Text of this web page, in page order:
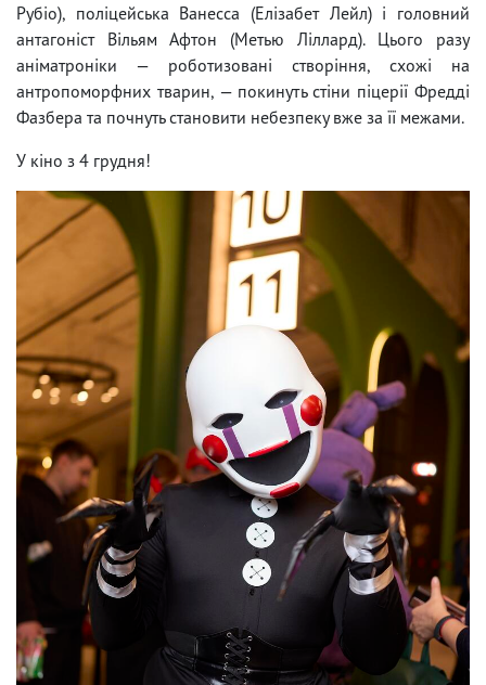
Рубіо), поліцейська Ванесса (Елізабет Лейл) і головний
антагоніст Вільям Афтон (Метью Ліллард). Цього разу
аніматроніки — роботизовані створіння, схожі на
антропоморфних тварин, — покинуть стіни піцерії Фредді
Фазбера та почнуть становити небезпеку вже за її межами.
У кіно з 4 грудня!